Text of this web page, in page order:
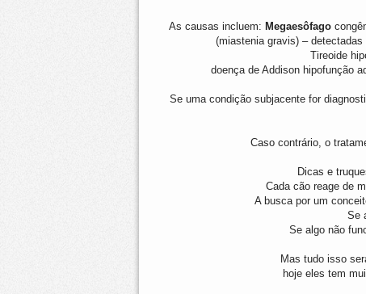
As causas incluem: Megaesôfago
(miastenia gravis) –
Tireoide
doença de Addison hipofunção
Se uma condição subjacente for
Caso contrário, o
Dicas e
Cada cão reage de
A busca por um
Se
Se algo não
Mas tudo isso
hoje eles tem